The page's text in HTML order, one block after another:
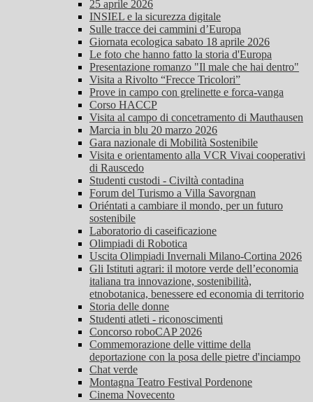
25 aprile 2026
INSIEL e la sicurezza digitale
Sulle tracce dei cammini d’Europa
Giornata ecologica sabato 18 aprile 2026
Le foto che hanno fatto la storia d'Europa
Presentazione romanzo "Il male che hai dentro"
Visita a Rivolto “Frecce Tricolori”
Prove in campo con grelinette e forca-vanga
Corso HACCP
Visita al campo di concetramento di Mauthausen
Marcia in blu 20 marzo 2026
Gara nazionale di Mobilità Sostenibile
Visita e orientamento alla VCR Vivai cooperativi
di Rauscedo
Studenti custodi - Civiltà contadina
Forum del Turismo a Villa Savorgnan
Oriéntati a cambiare il mondo, per un futuro
sostenibile
Laboratorio di caseificazione
Olimpiadi di Robotica
Uscita Olimpiadi Invernali Milano-Cortina 2026
Gli Istituti agrari: il motore verde dell’economia
italiana tra innovazione, sostenibilità,
etnobotanica, benessere ed economia di territorio
Storia delle donne
Studenti atleti - riconoscimenti
Concorso roboCAP 2026
Commemorazione delle vittime della
deportazione con la posa delle pietre d'inciampo
Chat verde
Montagna Teatro Festival Pordenone
Cinema Novecento